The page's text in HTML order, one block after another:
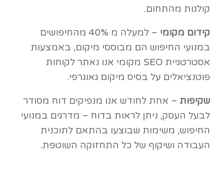
קולגות מהתחום.
קידום מקומי
– למעלה מ 40% מהחיפושים
במנועי החיפוש הם מבוססי מיקום, באמצעות
אסטרטגיית SEO מקומי אנו נאתר לקוחות
פוטנציאלים על בסיס מיקום גאוגרפי.
שקיפות – אחת לחודש אנו מנפיקים דוח מסודר
לבעל העסק, ניתן לראות בדוח – מדרגים במנועי
החיפוש, משימות שבוצעו בהתאם לתוכנית
העבודה ושיקוף של כל התחזוקה השוטפת.